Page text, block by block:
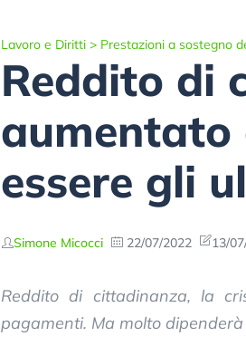
Lavoro e Diritti > Prestazioni a sostegno
Reddito di
aumentato
essere gli
Simone Micocci 22/07/2022 13/
Reddito di cittadinanza, la
pagamenti. Ma molto